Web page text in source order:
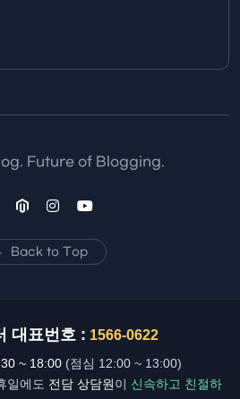
Future of Blogging.
Back to Top
대표번호 : 1566-0622
~ 18:00 (점심 12:00 ~ 13:00)
일에도 전담 상담원이 신속하고 친절하